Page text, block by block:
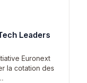
Leaders
Euronext
la cotation des